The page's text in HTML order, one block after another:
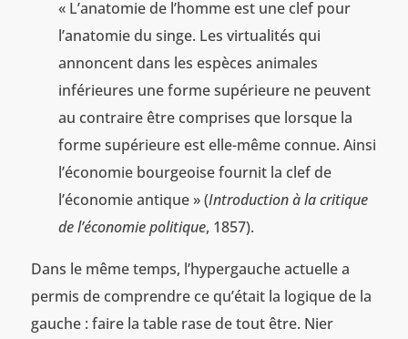
« L’anatomie de l’homme est une clef pour
l’anatomie du singe. Les virtualités qui
annoncent dans les espèces animales
inférieures une forme supérieure ne peuvent
au contraire être comprises que lorsque la
forme supérieure est elle-même connue. Ainsi
l’économie bourgeoise fournit la clef de
l’économie antique » (Introduction à la critique
de l’économie politique, 1857).
Dans le même temps, l’hypergauche actuelle a
permis de comprendre ce qu’était la logique de la
gauche : faire la table rase de tout être. Nier